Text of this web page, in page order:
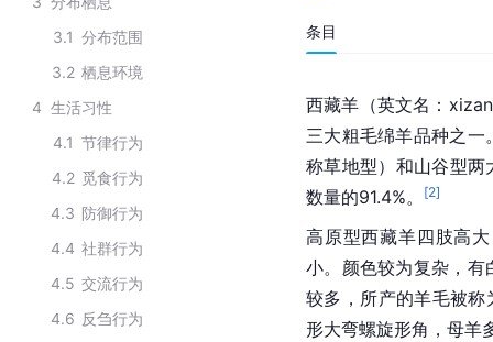
3.1 分布范围
3.2 栖息环境
4 生活习性
4.1 节律行为
4.2 觅食行为
4.3 防御行为
4.4 社群行为
4.5 交流行为
4.6 反刍行为
条目
西藏羊（英文名：
三大粗毛绵羊品种之
称草地型）和山谷型两
数量的91.4%。
[2]
高原型西藏羊四肢高
小。颜色较为复杂，有
较多，所产的羊毛被称
形大弯螺旋形角，母羊